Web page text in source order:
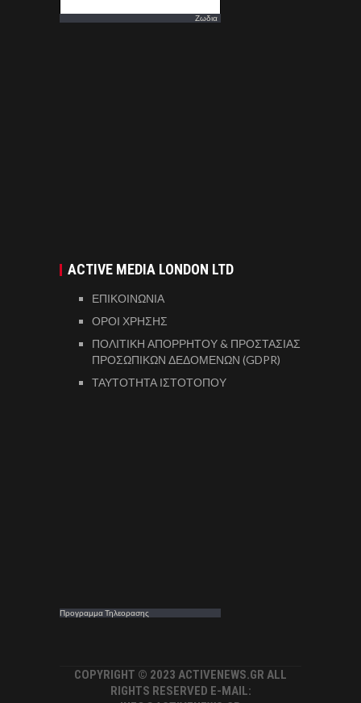
Ζωδια
ACTIVE MEDIA LONDON LTD
ΕΠΙΚΟΙΝΩΝΙΑ
ΟΡΟΙ ΧΡΗΣΗΣ
ΠΟΛΙΤΙΚΗ ΑΠΟΡΡΗΤΟΥ & ΠΡΟΣΤΑΣΙΑΣ
ΠΡΟΣΩΠΙΚΩΝ ΔΕΔΟΜΕΝΩΝ (GDPR)
ΤΑΥΤΟΤΗΤΑ ΙΣΤΟΤΟΠΟΥ
Προγραμμα Τηλεορασης
COPYRIGHT © 2023 ACTIVENEWS.GR ALL
RIGHTS RESERVED E-MAIL: